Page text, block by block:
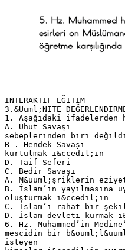
İNTERAKTİF EĞİTİM
3.&Uuml;NİTE
1. Aşağıdaki
A. Uhut Savaşı
sebeplerinden biri
B . Hendek Savaşı
kurtulmak i&ccedil;in
D. Taif Seferi
C. Bedir Savaşı
A. M&uuml;şriklerin
B. İslam’ın yayılmasına
oluşturmak i&ccedil;in
C. İslam’ı rahat bir
D. İslam devleti kurmak
6. Hz. Muhammed’in
mescidin bir
isteyen